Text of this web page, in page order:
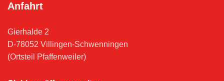
Anfahrt
Gierhalde 2
D-78052 Villingen-Schwenningen
(Ortsteil Pfaffenweiler)